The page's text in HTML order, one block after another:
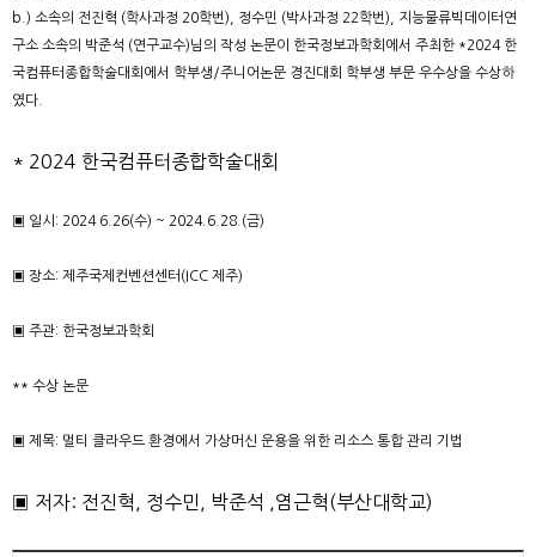
b.) 소속의 전진혁 (학사과정 20학번), 정수민 (박사과정 22학번), 지능물류빅데이터연
구소 소속의 박준석 (연구교수)님의 작성 논문이 한국정보과학회에서 주최한 *2024 한
국컴퓨터종합학술대회에서 학부생/주니어논문 경진대회 학부생 부문 우수상을 수상하
였다.
* 2024 한국컴퓨터종합학술대회
▣ 일시: 2024 6.26(수) ~ 2024.6.28.(금)
▣ 장소: 제주국제컨벤션센터(ICC 제주)
▣ 주관: 한국정보과학회
** 수상 논문
▣ 제목: 멀티 클라우드 환경에서 가상머신 운용을 위한 리소스 통합 관리 기법
▣ 저자: 전진혁, 정수민, 박준석 ,염근혁(부산대학교)